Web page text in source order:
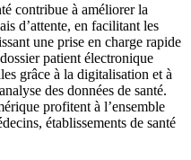
contribue à améliorer la
d’attente, en facilitant les
une prise en charge rapide
patient électronique
grâce à la digitalisation et à
des données de santé.
profitent à l’ensemble
établissements de santé